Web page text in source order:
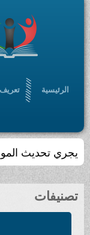
الرئيسية تعريف
يجري تحديث الموقع
تصنيفات